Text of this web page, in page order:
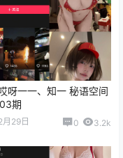
呀一一、知一 秘语空间
期
月29日 0 3.2k